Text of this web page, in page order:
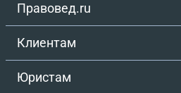
Правовед.ru
Клиентам
Юристам